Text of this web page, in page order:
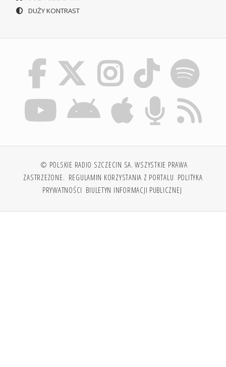
DUŻY KONTRAST
© POLSKIE RADIO SZCZECIN SA. WSZYSTKIE PRAWA
ZASTRZEŻONE. REGULAMIN KORZYSTANIA Z PORTALU POLITYKA
PRYWATNOŚCI BIULETYN INFORMACJI PUBLICZNEJ